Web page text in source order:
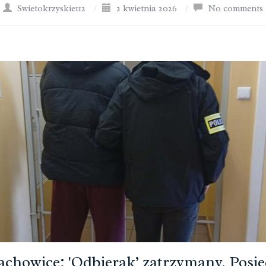
Swietokrzyskie112 / 2 kwietnia 2026 / No comments